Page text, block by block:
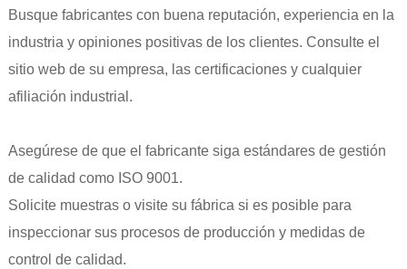
Busque fabricantes con buena reputación, experiencia en la
industria y opiniones positivas de los clientes. Consulte el
sitio web de su empresa, las certificaciones y cualquier
afiliación industrial.
Asegúrese de que el fabricante siga estándares de gestión
de calidad como ISO 9001.
Solicite muestras o visite su fábrica si es posible para
inspeccionar sus procesos de producción y medidas de
control de calidad.